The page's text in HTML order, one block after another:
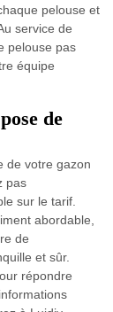
pelouse et
service de
pelouse pas
équipe
de
de votre gazon
pas
sur le tarif.
abordable,
de
et sûr.
répondre